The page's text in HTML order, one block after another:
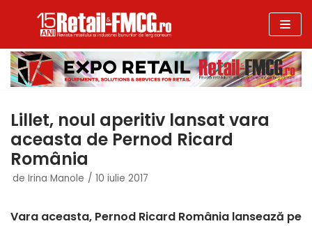
la
conținut
Lillet, noul aperitiv lansat vara
aceasta de Pernod Ricard
România
de Irina Manole 10 iulie 2017
Vara aceasta, Pernod Ricard România lansează pe